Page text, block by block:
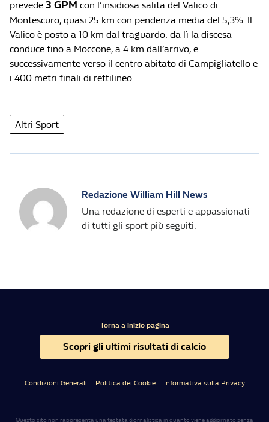
prevede 3 GPM con l’insidiosa salita del Valico di
Montescuro, quasi 25 km con pendenza media del 5,3%. Il
Valico è posto a 10 km dal traguardo: da lì la discesa
conduce fino a Moccone, a 4 km dall’arrivo, e
successivamente verso il centro abitato di Campigliatello e
i 400 metri finali di rettilineo.
Altri Sport
Redazione William Hill News
Una redazione di esperti e appassionati
di tutti gli sport più seguiti.
Torna a inizio pagina
Scopri gli ultimi risultati di calcio
Condizioni Generali Politica dei Cookie Informativa sulla Privacy
Questo sito non rappresenta una testata giornalistica in quanto viene aggiornato senza